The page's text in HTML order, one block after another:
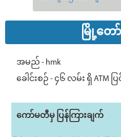
မြို့တ
အမည် - hmk
ခေါင်းစဉ် - ၄၆ လမ်း ရှိ ATM ပ
ကော်မတီမှ ပြန်ကြားချက်